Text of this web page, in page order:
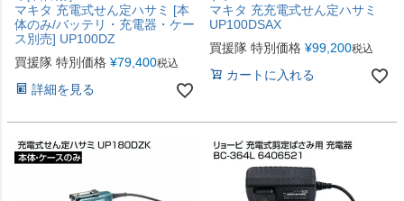
マキタ 充電式せん定ハサミ [本
体のみ/バッテリ・充電器・ケー
ス別売] UP100DZ
買援隊 特別価格 ¥79,400税込
詳細を見る
マキタ 充充電式せん定ハサミ
UP100DSAX
買援隊 特別価格 ¥99,200税込
カートに入れる